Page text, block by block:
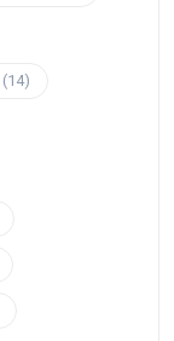
(14)